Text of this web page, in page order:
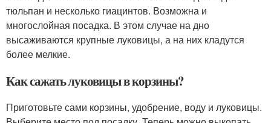
тюльпан и несколько гиацинтов. Возможна и
многослойная посадка. В этом случае на дно
высаживаются крупные луковицы, а на них кладутся
более мелкие.
Как сажать луковицы в корзины?
Приготовьте сами корзины, удобрение, воду и луковицы.